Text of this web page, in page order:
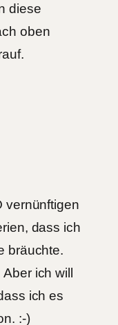
diese
oben
vernünftigen
dass ich
bräuchte.
ich will
ich es
:-)